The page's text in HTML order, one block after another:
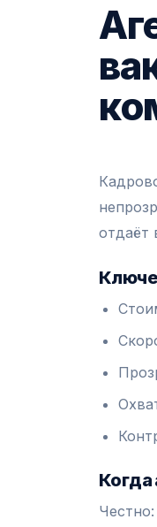
отдаёт
Когда